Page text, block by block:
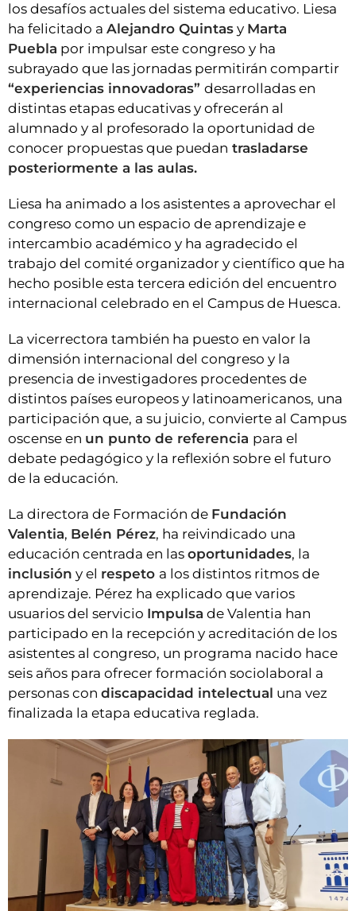
los desafíos actuales del sistema educativo. Liesa
ha felicitado a Alejandro Quintas y Marta
Puebla por impulsar este congreso y ha
subrayado que las jornadas permitirán compartir
“experiencias innovadoras” desarrolladas en
distintas etapas educativas y ofrecerán al
alumnado y al profesorado la oportunidad de
conocer propuestas que puedan trasladarse
posteriormente a las aulas.
Liesa ha animado a los asistentes a aprovechar el
congreso como un espacio de aprendizaje e
intercambio académico y ha agradecido el
trabajo del comité organizador y científico que ha
hecho posible esta tercera edición del encuentro
internacional celebrado en el Campus de Huesca.
La vicerrectora también ha puesto en valor la
dimensión internacional del congreso y la
presencia de investigadores procedentes de
distintos países europeos y latinoamericanos, una
participación que, a su juicio, convierte al Campus
oscense en un punto de referencia para el
debate pedagógico y la reflexión sobre el futuro
de la educación.
La directora de Formación de Fundación
Valentia, Belén Pérez, ha reivindicado una
educación centrada en las oportunidades, la
inclusión y el respeto a los distintos ritmos de
aprendizaje. Pérez ha explicado que varios
usuarios del servicio Impulsa de Valentia han
participado en la recepción y acreditación de los
asistentes al congreso, un programa nacido hace
seis años para ofrecer formación sociolaboral a
personas con discapacidad intelectual una vez
finalizada la etapa educativa reglada.